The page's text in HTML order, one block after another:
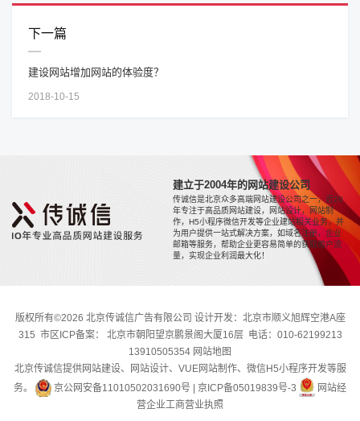
下一篇
建设网站增加网站的体验度？
2018-10-15
建立于2004年的网站建设公司
传诚信是北京众多高端网站建设公司之一，近20
年专注于高品质网站建设，网站设计，网站制
作，H5小程序微信开发等企业建站相关业务，并
为用户提供一站式解决方案，如域名注册，企业
邮箱等服务，帮助企业更容易简单的获取用户流
量，实现企业利润最大化！
版权所有©2026 北京传诚信广告有限公司 设计开发：北京市顺义旭辉空港A座
315 市区ICP备案： 北京市朝阳望京鹏景阁大厦16层 电话：010-62199213
13910505354 网站地图
北京传诚信提供网站建设、网站设计、VUE网站制作、微信H5小程序开发等服
务。
京公网安备11010502031690号 京ICP备05019839号-3
网站经
营企业工商营业执照